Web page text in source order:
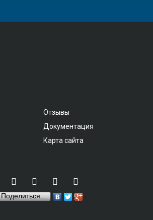
Отзывы
Документация
Карта сайта
Поделиться…